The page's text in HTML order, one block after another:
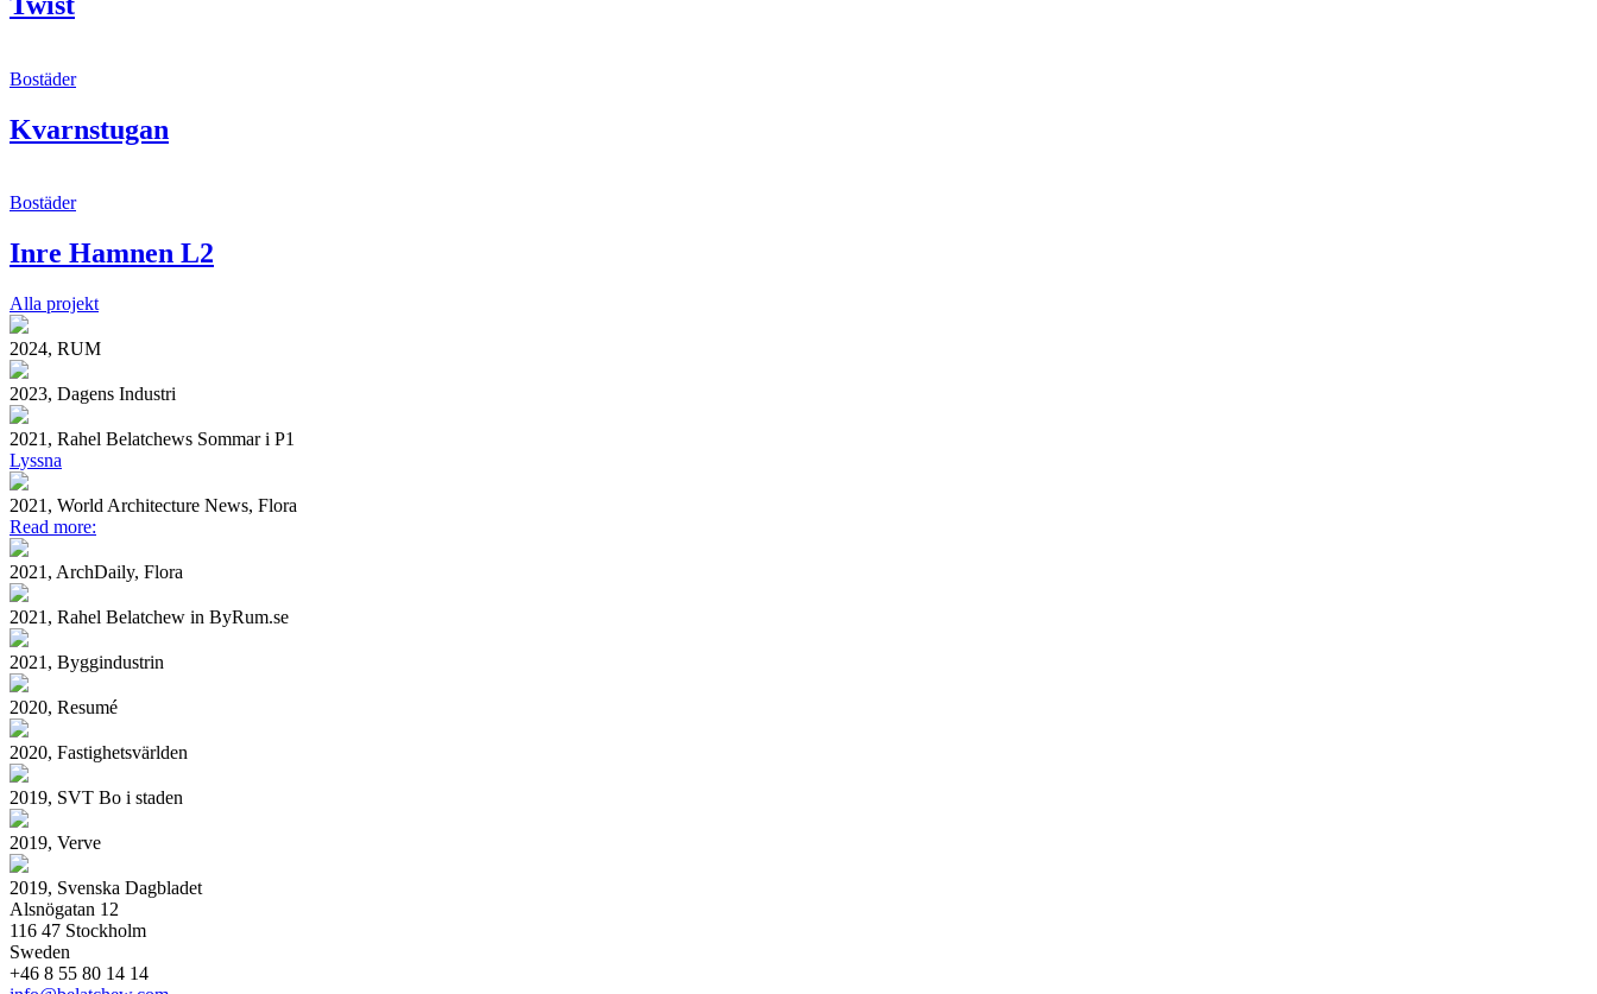
Bostäder
Kvarnstugan
Bostäder
Inre Hamnen L2
Alla projekt
2024, RUM
2023, Dagens Industri
2021, Rahel Belatchews Sommar i P1
Lyssna
2021, World Architecture News, Flora
Read more:
2021, ArchDaily, Flora
2021, Rahel Belatchew in ByRum.se
2021, Byggindustrin
2020, Resumé
2020, Fastighetsvärlden
2019, SVT Bo i staden
2019, Verve
2019, Svenska Dagbladet
Alsnögatan 12
116 47 Stockholm
Sweden
+46 8 55 80 14 14